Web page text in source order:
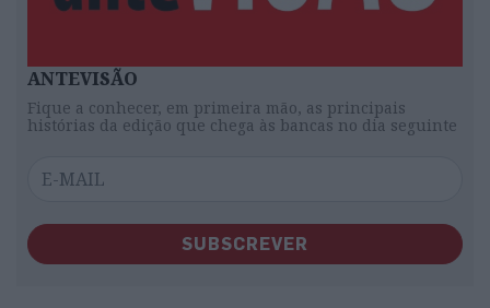
ANTEVISÃO
Fique a conhecer, em primeira mão, as principais
histórias da edição que chega às bancas no dia seguinte
SUBSCREVER